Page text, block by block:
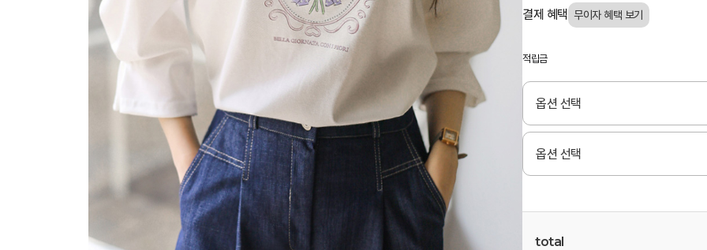
결제 혜택
적립금
total